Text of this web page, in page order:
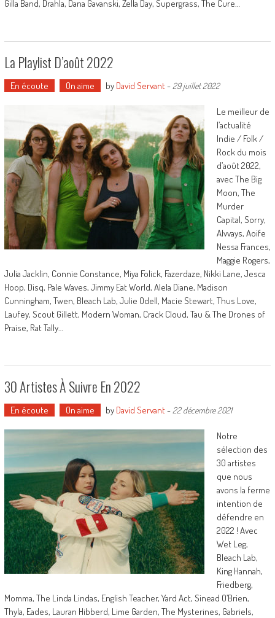
Gilla Band, Drahla, Dana Gavanski, Zella Day, Supergrass, The Cure…
La Playlist D’août 2022
En écoute On aime by David Servant- 29 juillet 2022
Le meilleur de
l’actualité
Indie / Folk /
Rock du mois
d’août 2022,
avec The Big
Moon, The
Murder
Capital, Sorry,
Alvvays, Aoife
Nessa Frances,
Maggie Rogers,
Julia Jacklin, Connie Constance, Miya Folick, Fazerdaze, Nikki Lane, Jesca
Hoop, Disq, Pale Waves, Jimmy Eat World, Alela Diane, Madison
Cunningham, Twen, Bleach Lab, Julie Odell, Macie Stewart, Thus Love,
Laufey, Scout Gillett, Modern Woman, Crack Cloud, Tau & The Drones of
Praise, Rat Tally…
30 Artistes À Suivre En 2022
En écoute On aime by David Servant- 22 décembre 2021
Notre
sélection des
30 artistes
que nous
avons la ferme
intention de
défendre en
2022 ! Avec
Wet Leg,
Bleach Lab,
King Hannah,
Friedberg,
Momma, The Linda Lindas, English Teacher, Yard Act, Sinead O’Brien,
Thyla, Eades, Lauran Hibberd, Lime Garden, The Mysterines, Gabriels,